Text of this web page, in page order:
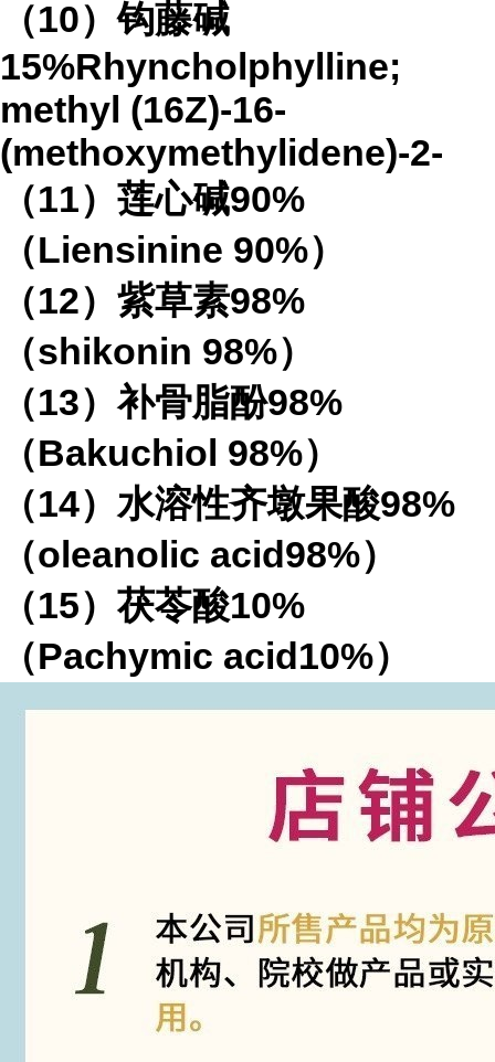
（10）钩藤碱
15%Rhyncholphylline;
methyl (16Z)-16-
(methoxymethylidene)-2-
（11）莲心碱90%
（Liensinine 90%）
（12）紫草素98%
（shikonin 98%）
（13）补骨脂酚98%
（Bakuchiol 98%）
（14）水溶性齐墩果酸98%
（oleanolic acid98%）
（15）茯苓酸10%
（Pachymic acid10%）